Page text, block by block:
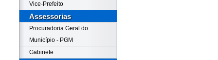
Vice-Prefeito
Assessorias
Procuradoria Geral do
Município - PGM
Gabinete